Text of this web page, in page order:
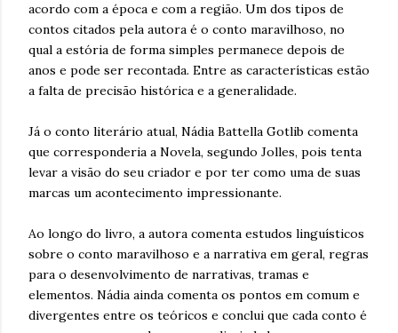
acordo com a época e com a região. Um dos tipos de
contos citados pela autora é o conto maravilhoso, no
qual a estória de forma simples permanece depois de
anos e pode ser recontada. Entre as características estão
a falta de precisão histórica e a generalidade.
Já o conto literário atual, Nádia Battella Gotlib comenta
que corresponderia a Novela, segundo Jolles, pois tenta
levar a visão do seu criador e por ter como uma de suas
marcas um acontecimento impressionante.
Ao longo do livro, a autora comenta estudos linguísticos
sobre o conto maravilhoso e a narrativa em geral, regras
para o desenvolvimento de narrativas, tramas e
elementos. Nádia ainda comenta os pontos em comum e
divergentes entre os teóricos e conclui que cada conto é